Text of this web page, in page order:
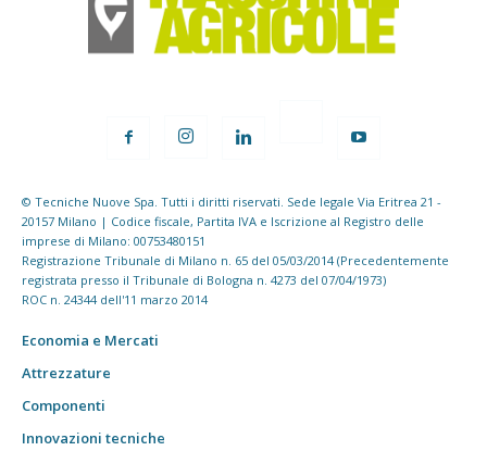
© Tecniche Nuove Spa. Tutti i diritti riservati. Sede legale Via Eritrea 21 -
20157 Milano | Codice fiscale, Partita IVA e Iscrizione al Registro delle
imprese di Milano: 00753480151
Registrazione Tribunale di Milano n. 65 del 05/03/2014 (Precedentemente
registrata presso il Tribunale di Bologna n. 4273 del 07/04/1973)
ROC n. 24344 dell'11 marzo 2014
Economia e Mercati
Attrezzature
Componenti
Innovazioni tecniche